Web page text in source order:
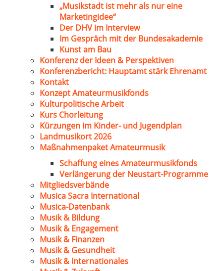
„Musikstadt ist mehr als nur eine
Marketingidee“
Der DHV im Interview
Im Gespräch mit der Bundesakademie
Kunst am Bau
Konferenz der Ideen & Perspektiven
Konferenzbericht: Hauptamt stärk Ehrenamt
Kontakt
Konzept Amateurmusikfonds
Kulturpolitische Arbeit
Kurs Chorleitung
Kürzungen im Kinder- und Jugendplan
Landmusikort 2026
Maßnahmenpaket Amateurmusik
Schaffung eines Amateurmusikfonds
Verlängerung der Neustart-Programme
Mitgliedsverbände
Musica Sacra International
Musica-Datenbank
Musik & Bildung
Musik & Engagement
Musik & Finanzen
Musik & Gesundheit
Musik & Internationales